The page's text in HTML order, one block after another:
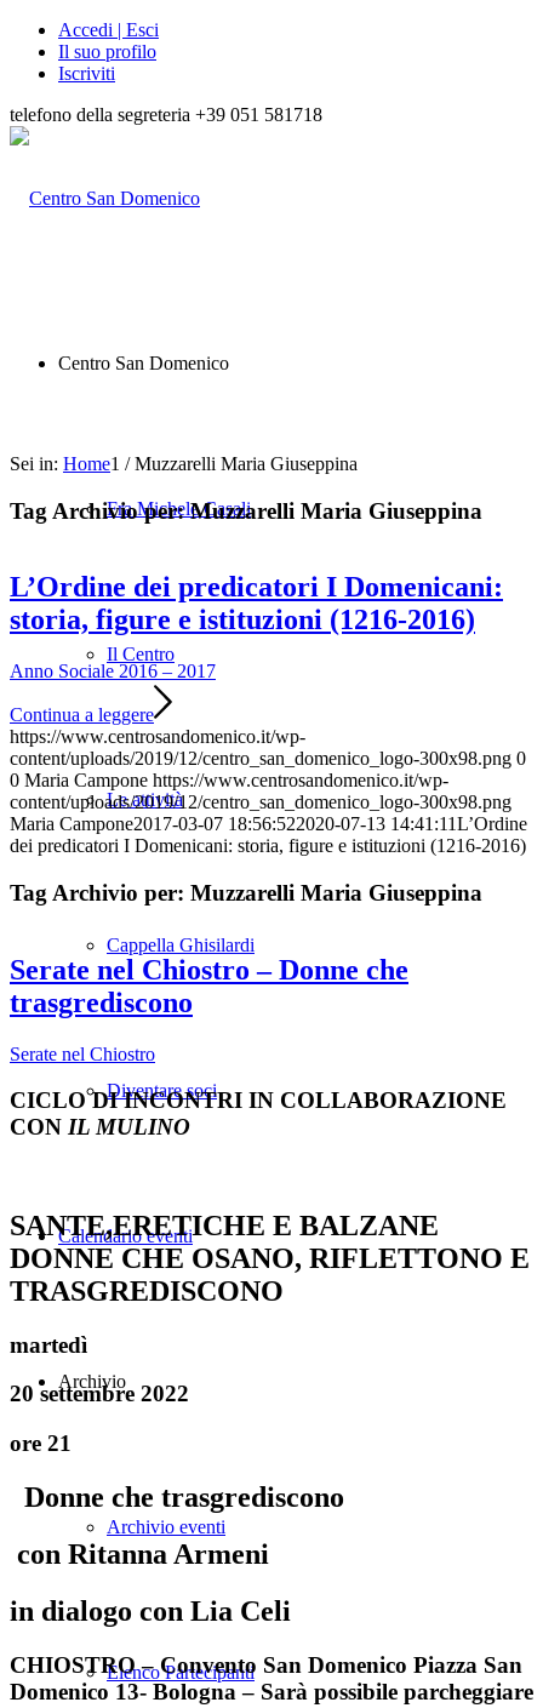
Accedi | Esci
Il suo profilo
Iscriviti
telefono della segreteria +39 051 581718
Centro San Domenico
Fra Michele Casali
Il Centro
Le attività
Cappella Ghisilardi
Diventare soci
Calendario eventi
Archivio
Archivio eventi
Elenco Partecipanti
Sei in: Home1 / Muzzarelli Maria Giuseppina
Tag Archivio per:Muzzarelli Maria Giuseppina
L’Ordine dei predicatori I Domenicani:
storia, figure e istituzioni (1216-2016)
Anno Sociale 2016 – 2017
Continua a leggere
https://www.centrosandomenico.it/wp-
content/uploads/2019/12/centro_san_domenico_logo-300x98.png 0
0 Maria Campone https://www.centrosandomenico.it/wp-
content/uploads/2019/12/centro_san_domenico_logo-300x98.png
Maria Campone2017-03-07 18:56:522020-07-13 14:41:11L’Ordine
dei predicatori I Domenicani: storia, figure e istituzioni (1216-2016)
Tag Archivio per: Muzzarelli Maria Giuseppina
Serate nel Chiostro – Donne che
trasgrediscono
Serate nel Chiostro
CICLO DI INCONTRI IN COLLABORAZIONE
CON IL MULINO
SANTE,ERETICHE E BALZANE
DONNE CHE OSANO, RIFLETTONO E
TRASGREDISCONO
martedì
20 settembre 2022
ore 21
Donne che trasgrediscono
con Ritanna Armeni
in dialogo con Lia Celi
CHIOSTRO – Convento San Domenico Piazza San
Domenico 13- Bologna – Sarà possibile parcheggiare